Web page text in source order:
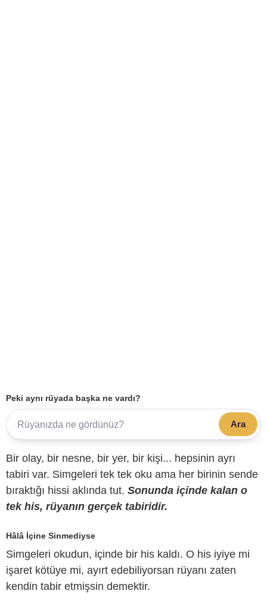
Peki aynı rüyada başka ne vardı?
Ara
Bir olay, bir nesne, bir yer, bir kişi... hepsinin ayrı
tabiri var. Simgeleri tek tek oku ama her birinin sende
bıraktığı hissi aklında tut. Sonunda içinde kalan o
tek his, rüyanın gerçek tabiridir.
Hâlâ İçine Sinmediyse
Simgeleri okudun, içinde bir his kaldı. O his iyiye mi
işaret kötüye mi, ayırt edebiliyorsan rüyanı zaten
kendin tabir etmişsin demektir.